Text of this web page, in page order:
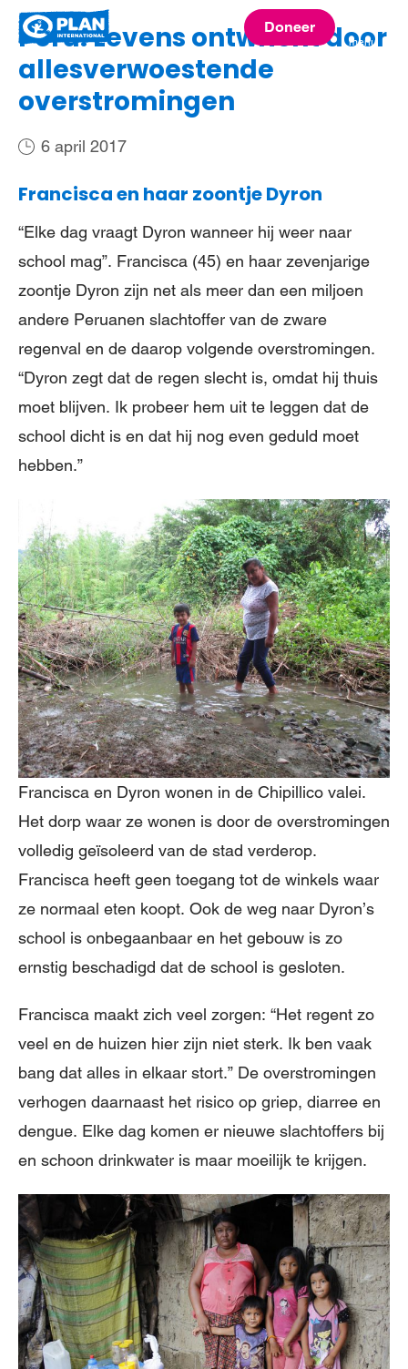
International
Doneer
menu
Peru: Levens ontwricht door
allesverwoestende
overstromingen
6 april 2017
Francisca en haar zoontje Dyron
“Elke dag vraagt Dyron wanneer hij weer naar
school mag”. Francisca (45) en haar zevenjarige
zoontje Dyron zijn net als meer dan een miljoen
andere Peruanen slachtoffer van de zware
regenval en de daarop volgende overstromingen.
“Dyron zegt dat de regen slecht is, omdat hij thuis
moet blijven. Ik probeer hem uit te leggen dat de
school dicht is en dat hij nog even geduld moet
hebben.”
Francisca en Dyron wonen in de Chipillico valei.
Het dorp waar ze wonen is door de overstromingen
volledig geïsoleerd van de stad verderop.
Francisca heeft geen toegang tot de winkels waar
ze normaal eten koopt. Ook de weg naar Dyron’s
school is onbegaanbaar en het gebouw is zo
ernstig beschadigd dat de school is gesloten.
Francisca maakt zich veel zorgen: “Het regent zo
veel en de huizen hier zijn niet sterk. Ik ben vaak
bang dat alles in elkaar stort.” De overstromingen
verhogen daarnaast het risico op griep, diarree en
dengue. Elke dag komen er nieuwe slachtoffers bij
en schoon drinkwater is maar moeilijk te krijgen.